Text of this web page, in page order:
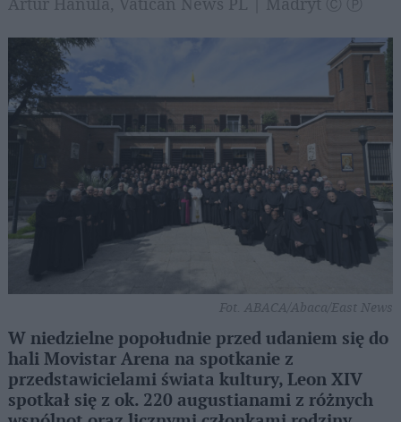
Fot. ABACA/Abaca/East News
W niedzielne popołudnie przed udaniem się do
hali Movistar Arena na spotkanie z
przedstawicielami świata kultury, Leon XIV
spotkał się z ok. 220 augustianami z różnych